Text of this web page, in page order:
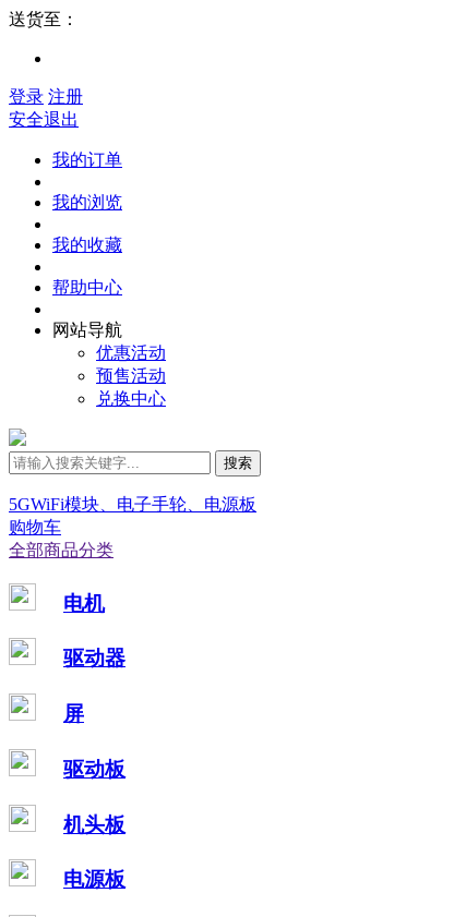
送货至：
登录 注册
安全退出
我的订单
我的浏览
我的收藏
帮助中心
网站导航
优惠活动
预售活动
兑换中心
搜索
5GWiFi模块、电子手轮、电源板
购物车
全部商品分类
电机
驱动器
屏
驱动板
机头板
电源板